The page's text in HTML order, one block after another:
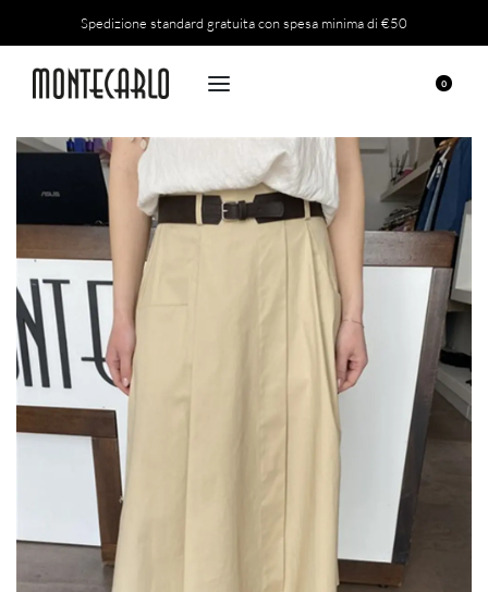
Spedizione standard gratuita con spesa minima di €50
0